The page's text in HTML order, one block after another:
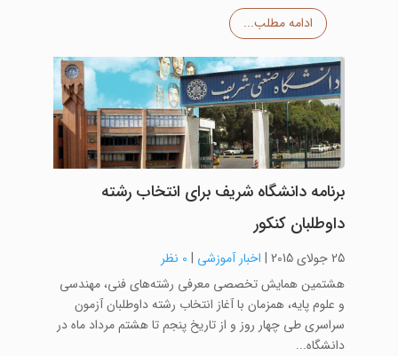
ادامه مطلب...
برنامه دانشگاه شریف برای انتخاب رشته
داوطلبان کنکور
25 جولای 2015 | اخبار آموزشی | 0 نظر
هشتمین همایش تخصصی معرفی رشته‌های فنی، مهندسی
و علوم پایه، همزمان با آغاز انتخاب رشته داوطلبان آزمون
سراسری طی چهار روز و از تاریخ پنجم تا هشتم مرداد ماه در
دانشگاه...